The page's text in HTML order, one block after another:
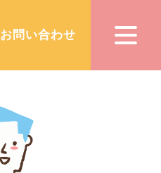
お問い合わせ